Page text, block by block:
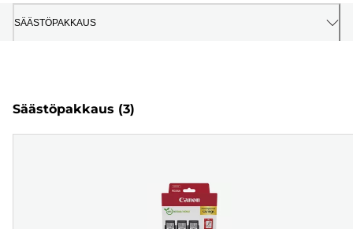
SÄÄSTÖPAKKAUS
Säästöpakkaus (3)